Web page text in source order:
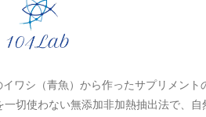
ワシ（青魚）から作ったサプリメント
切使わない無添加非加熱抽出法で、自